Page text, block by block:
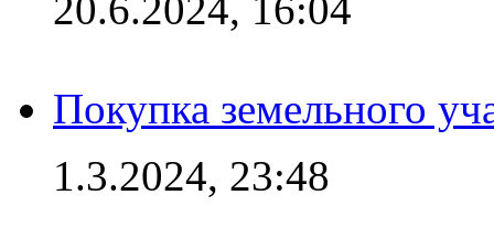
Покупка земельного
1.3.2024, 23:48